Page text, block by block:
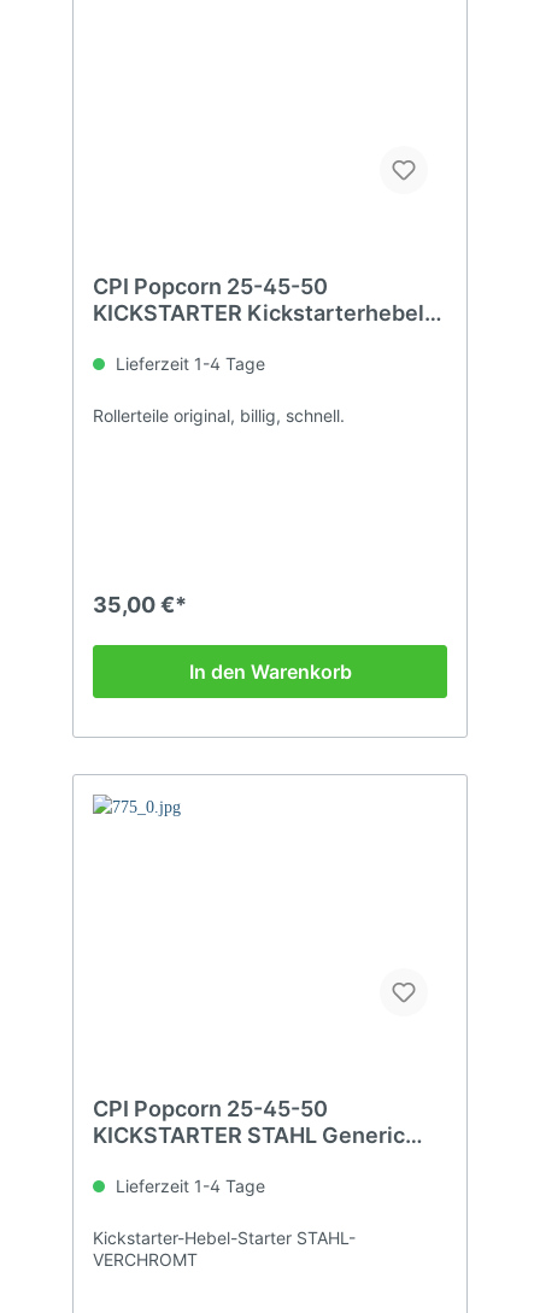
CPI Popcorn 25-45-50
KICKSTARTER Kickstarterhebel
Lieferzeit 1-4 Tage
Rollerteile original, billig, schnell.
35,00 €*
In den Warenkorb
CPI Popcorn 25-45-50
KICKSTARTER STAHL Generic
Lieferzeit 1-4 Tage
Kickstarter-Hebel-Starter STAHL-
VERCHROMT